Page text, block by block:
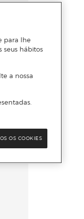
para lhe
seus hábitos
a nossa
OS COOKIES